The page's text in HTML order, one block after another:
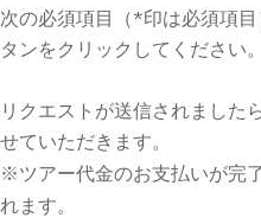
次の必須項目（*印は必須項
タンをクリックしてください。
リクエストが送信されました
せていただきます。
※ツアー代金のお支払いが完
れます。